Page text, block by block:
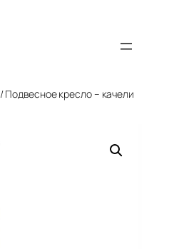
/ Подвесное кресло – качели